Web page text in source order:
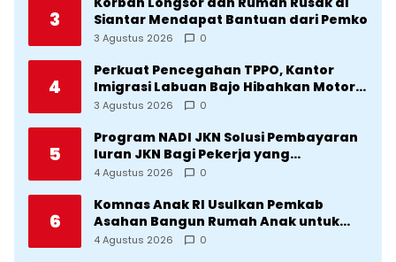
3
Siantar Mendapat Bantuan dari Pemko
3 Agustus 2026 0
4
Perkuat Pencegahan TPPO, Kantor
Imigrasi Labuan Bajo Hibahkan Motor
Operasional ke Lima Desa di
3 Agustus 2026 0
5
Program NADI JKN Solusi Pembayaran
Iuran JKN Bagi Pekerja yang
Penghasilannya Tidak Tetap
4 Agustus 2026 0
6
Komnas Anak RI Usulkan Pemkab
Asahan Bangun Rumah Anak untuk
Korban Kekerasan
4 Agustus 2026 0